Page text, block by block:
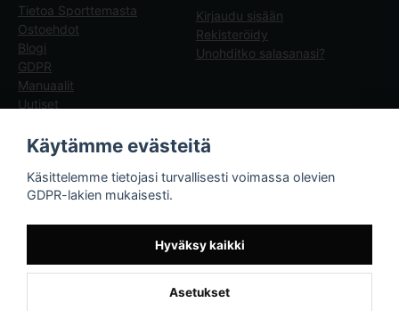
Tietoa Sporttemasta
Ostoehdot
Blogi
GDPR
Manuaalit
Uutiset
Kirjaudu sisään
Rekisteröidy
Unohditko salasanasi?
Sporttema
Drottninggatan 47
Käytämme evästeitä
Käsittelemme tietojasi turvallisesti voimassa olevien
GDPR-lakien mukaisesti.
Hyväksy kaikki
Asetukset